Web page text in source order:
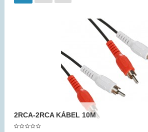
2RCA-2RCA KÁBEL 10M